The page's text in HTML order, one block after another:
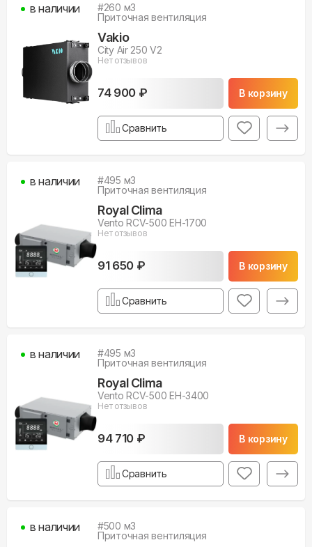
#260 м3
Приточная вентиляция
Vakio
City Air 250 V2
Нет отзывов
74 900 ₽ В корзину
в наличии
Сравнить
#495 м3
Приточная вентиляция
Royal Clima
Vento RCV-500 EH-1700
Нет отзывов
91 650 ₽ В корзину
в наличии
Сравнить
#495 м3
Приточная вентиляция
Royal Clima
Vento RCV-500 EH-3400
Нет отзывов
94 710 ₽ В корзину
в наличии
Сравнить
#500 м3
Приточная вентиляция
в наличии